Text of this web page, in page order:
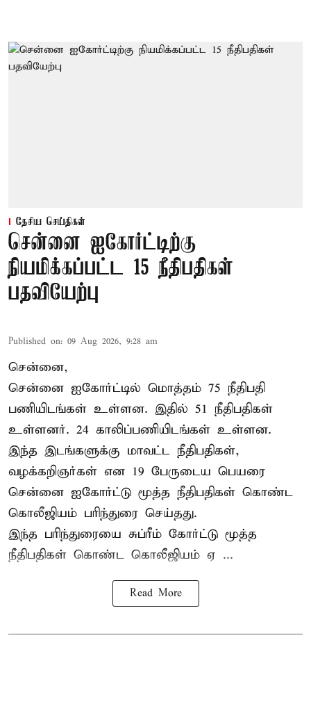
தேசிய செய்திகள்
சென்னை ஐகோர்ட்டிற்கு
நியமிக்கப்பட்ட 15 நீதிபதிகள்
பதவியேற்பு
Published on: 09 Aug 2026, 9:28 am
சென்னை,
சென்னை ஐகோர்ட்டில் மொத்தம் 75 நீதிபதி
பணியிடங்கள் உள்ளன. இதில் 51 நீதிபதிகள்
உள்ளனர். 24 காலிப்பணியிடங்கள் உள்ளன.
இந்த இடங்களுக்கு மாவட்ட நீதிபதிகள்,
வழக்கறிஞர்கள் என 19 பேருடைய பெயரை
சென்னை ஐகோர்ட்டு மூத்த நீதிபதிகள் கொண்ட
கொலீஜியம் பரிந்துரை செய்தது.
இந்த பரிந்துரையை சுப்ரீம் கோர்ட்டு மூத்த
நீதிபதிகள் கொண்ட கொலீஜியம் ஏ ...
Read More